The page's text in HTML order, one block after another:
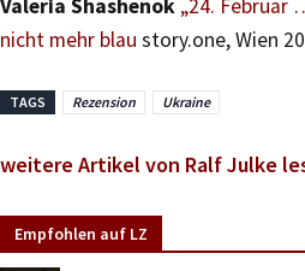
Valeria Shashenok „24. Februar
nicht mehr blau story.one, Wien
TAGS Rezension Ukraine
weitere Artikel von Ralf Julke
Empfohlen auf LZ